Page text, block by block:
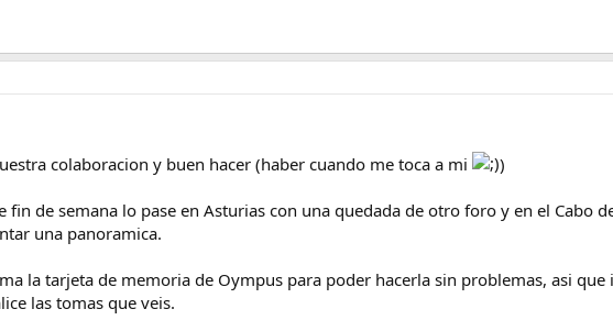
colaboracion y buen hacer (haber cuando me toca a mi )
fin de semana lo pase en Asturias con una quedada de otro foro y en el Cabo
una panoramica.
la tarjeta de memoria de Oympus para poder hacerla sin problemas, asi
las tomas que veis.